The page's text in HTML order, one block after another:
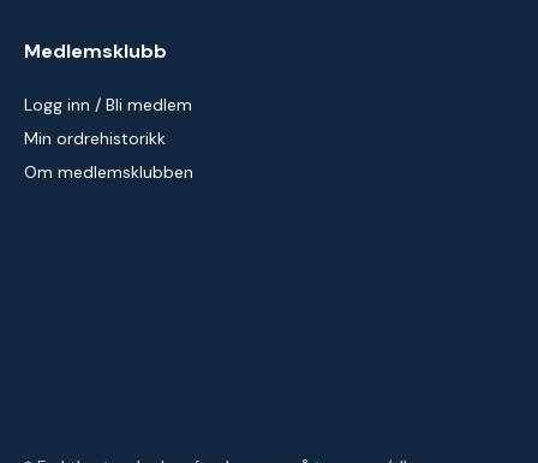
Medlemsklubb
Logg inn / Bli medlem
Min ordrehistorikk
Om medlemsklubben